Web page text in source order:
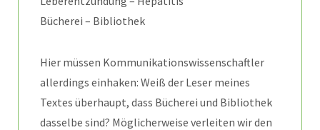
Bücherei – Bibliothek
Hier müssen Kommunikationswissenschaftler
allerdings einhaken: Weiß der Leser meines
Textes überhaupt, dass Bücherei und Bibliothek
dasselbe sind? Möglicherweise verleiten wir den